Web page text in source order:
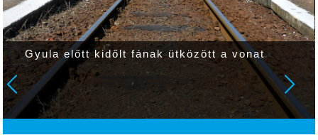
Gyula előtt kidőlt fának ütközött a vonat